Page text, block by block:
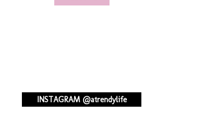
INSTAGRAM @atrendylife